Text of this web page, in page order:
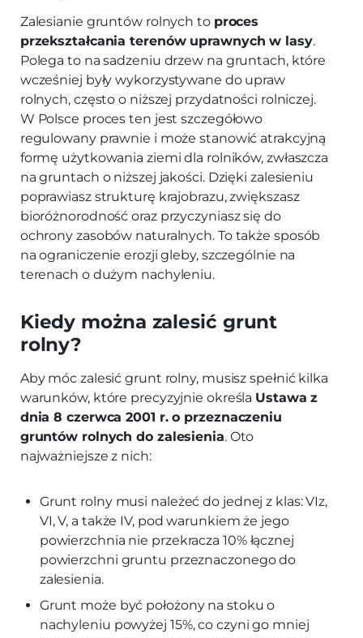
Zalesianie gruntów rolnych to proces
przekształcania terenów uprawnych w lasy.
Polega to na sadzeniu drzew na gruntach, które
wcześniej były wykorzystywane do upraw
rolnych, często o niższej przydatności rolniczej.
W Polsce proces ten jest szczegółowo
regulowany prawnie i może stanowić atrakcyjną
formę użytkowania ziemi dla rolników, zwłaszcza
na gruntach o niższej jakości. Dzięki zalesieniu
poprawiasz strukturę krajobrazu, zwiększasz
bioróżnorodność oraz przyczyniasz się do
ochrony zasobów naturalnych. To także sposób
na ograniczenie erozji gleby, szczególnie na
terenach o dużym nachyleniu.
Kiedy można zalesić grunt
rolny?
Aby móc zalesić grunt rolny, musisz spełnić kilka
warunków, które precyzyjnie określa Ustawa z
dnia 8 czerwca 2001 r. o przeznaczeniu
gruntów rolnych do zalesienia. Oto
najważniejsze z nich:
Grunt rolny musi należeć do jednej z klas: VIz,
VI, V, a także IV, pod warunkiem że jego
powierzchnia nie przekracza 10% łącznej
powierzchni gruntu przeznaczonego do
zalesienia.
Grunt może być położony na stoku o
nachyleniu powyżej 15%, co czyni go mniej